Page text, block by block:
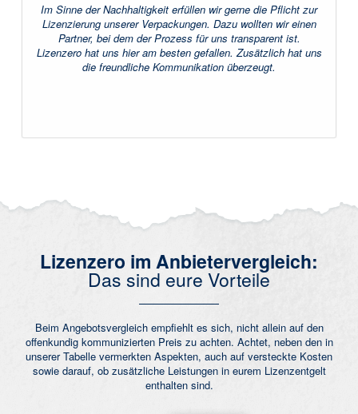
Im Sinne der Nachhaltigkeit erfüllen wir gerne die Pflicht zur
Lizenzierung unserer Verpackungen. Dazu wollten wir einen
Partner, bei dem der Prozess für uns transparent ist.
Lizenzero hat uns hier am besten gefallen. Zusätzlich hat uns
die freundliche Kommunikation überzeugt.
Lizenzero im Anbietervergleich:
Das sind eure Vorteile
Beim Angebotsvergleich empfiehlt es sich, nicht allein auf den
offenkundig kommunizierten Preis zu achten. Achtet, neben den in
unserer Tabelle vermerkten Aspekten, auch auf versteckte Kosten
sowie darauf, ob zusätzliche Leistungen in eurem Lizenzentgelt
enthalten sind.